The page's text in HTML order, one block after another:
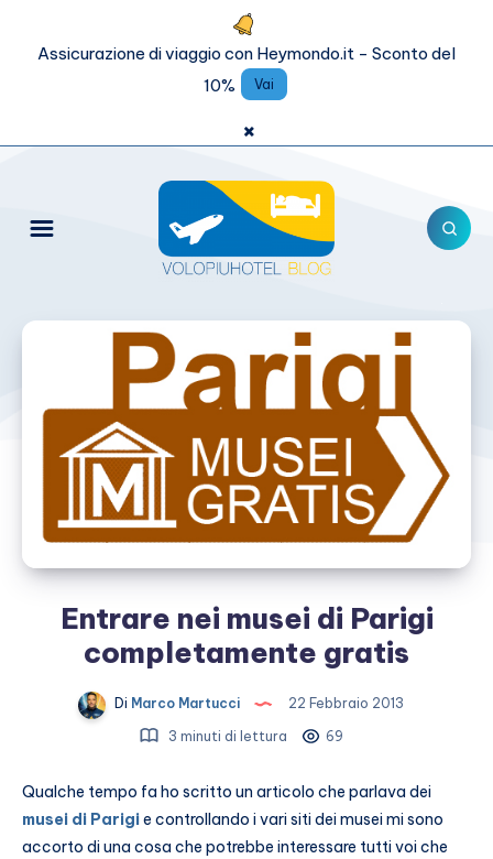
Assicurazione di viaggio con Heymondo.it - Sconto del
10%
Vai
×
Entrare nei musei di Parigi
completamente gratis
Di Marco Martucci
22 Febbraio 2013
3 minuti di lettura
69
Qualche tempo fa ho scritto un articolo che parlava dei
musei di Parigie controllando i vari siti dei musei mi sono
accorto di una cosa che potrebbe interessare tutti voi che